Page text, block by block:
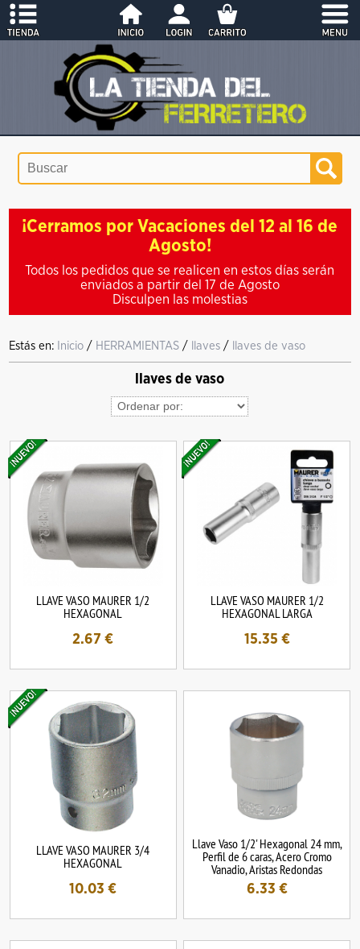
¡Cerramos por Vacaciones del 12 al 16 de
Agosto!
Todos los pedidos que se realicen en estos días serán
enviados a partir del 17 de Agosto
Disculpen las molestias
Estás en: Inicio / HERRAMIENTAS / llaves / llaves de vaso
llaves de vaso
LLAVE VASO MAURER 1/2
HEXAGONAL
2.67 €
LLAVE VASO MAURER 1/2
HEXAGONAL LARGA
15.35 €
LLAVE VASO MAURER 3/4
HEXAGONAL
10.03 €
Llave Vaso 1/2' Hexagonal 24 mm,
Perfil de 6 caras, Acero Cromo
Vanadio, Aristas Redondas
6.33 €